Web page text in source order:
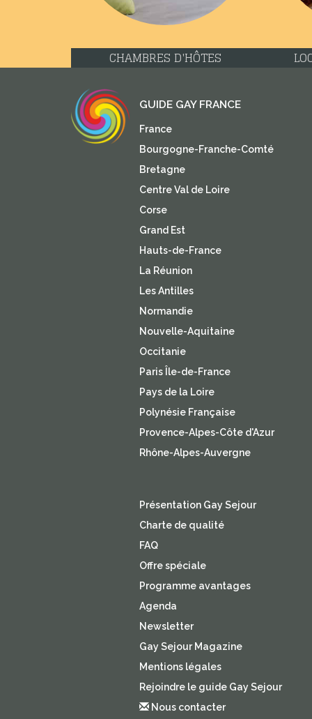
CHAMBRES D'HÔTES
GUIDE GAY FRANCE
France
Bourgogne-Franche-Comté
Bretagne
Centre Val de Loire
Corse
Grand Est
Hauts-de-France
La Réunion
Les Antilles
Normandie
Nouvelle-Aquitaine
Occitanie
Paris Île-de-France
Pays de la Loire
Polynésie Française
Provence-Alpes-Côte d'Azur
Rhône-Alpes-Auvergne
Présentation Gay Sejour
Charte de qualité
FAQ
Offre spéciale
Programme avantages
Agenda
Newsletter
Gay Sejour Magazine
Mentions légales
Rejoindre le guide Gay Sejour
Nous contacter